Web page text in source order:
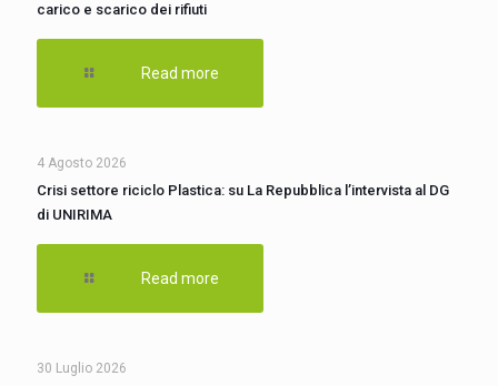
carico e scarico dei rifiuti
Read more
4 Agosto 2026
Crisi settore riciclo Plastica: su La Repubblica l’intervista al DG
di UNIRIMA
Read more
30 Luglio 2026